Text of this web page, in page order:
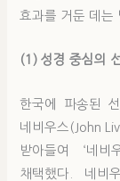
효과를 거둔 데는
(1) 성경 중심의
한국에 파송된
네비우스(John
받아들여 ‘네비
채택했다. 네비